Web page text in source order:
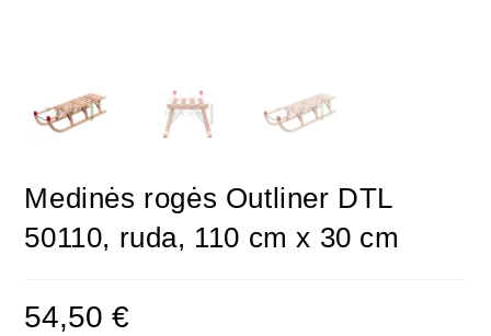
Medinės rogės Outliner DTL
50110, ruda, 110 cm x 30 cm
54,50€